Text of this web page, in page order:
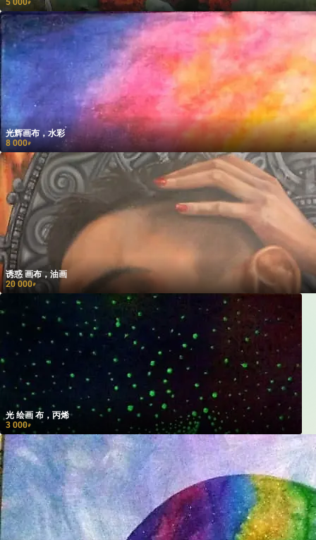
5 000₽
光辉画布，水彩
8 000₽
诱惑 画布，油画
20 000₽
光 绘画 布，丙烯
3 000₽